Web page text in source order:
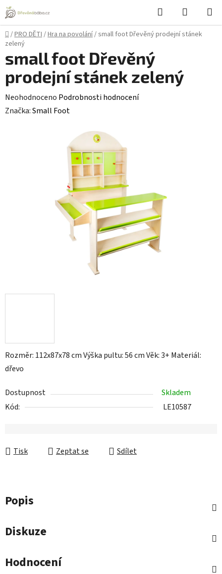
Přejít
na
obsah
Hledat
KOŠÍK
Domů
/PRO DĚTI/Hra na povolání/small foot Dřevěný prodejní stánek
zelený
Rozměr: 112x87x78 cm Výška pultu: 56 cm Věk: 3+ Materiál:
dřevo
Dostupnost
Skladem
Kód:
LE10587
Tisk Zeptat se Sdílet
small foot Dřevěný
prodejní stánek zelený
Průměrné
hodnocení
Neohodnoceno Podrobnosti hodnocení
Značka:Small Foot
Popis
Diskuze
Hodnocení